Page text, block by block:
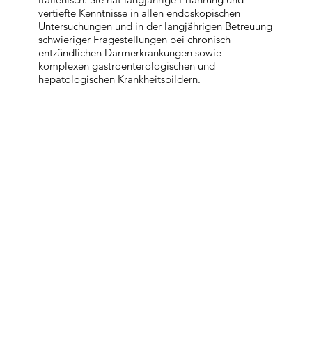
vertiefte Kenntnisse in allen endoskopischen
Untersuchungen und in der langjährigen Betreuung
schwieriger Fragestellungen bei chronisch
entzündlichen Darmerkrankungen sowie
komplexen gastroenterologischen und
hepatologischen Krankheitsbildern.